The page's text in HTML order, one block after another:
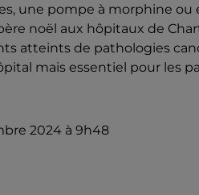
une pompe à morphine ou
noël aux hôpitaux de
atteints de pathologies
mais essentiel pour les
2024 à 9h48